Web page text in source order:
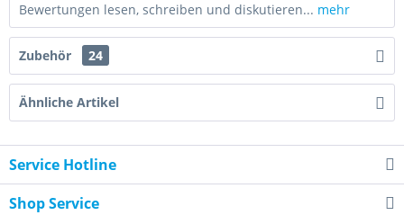
Bewertungen lesen, schreiben und diskutieren... mehr
Zubehör 24
Ähnliche Artikel
Service Hotline
Shop Service